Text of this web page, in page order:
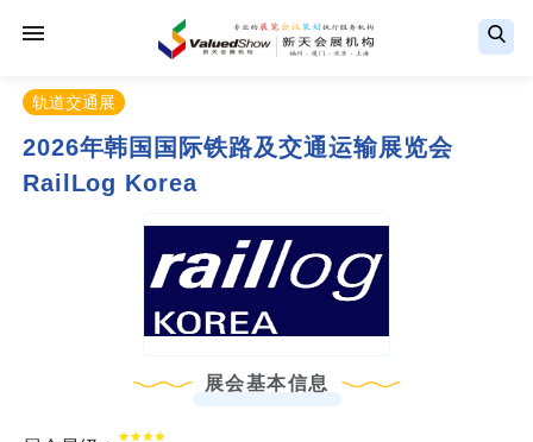
轨道交通展
2026年韩国国际铁路及交通运输展览会
RailLog Korea
展会基本信息